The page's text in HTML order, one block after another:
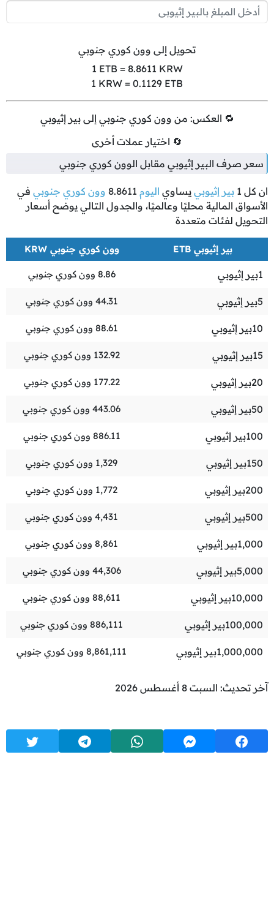
تحويل إلى وون كوري جنوبي
1 ETB = 8.8611 KRW
1 KRW = 0.1129 ETB
🔁 العكس: من وون كوري جنوبي إلى بير إثيوبي
🔄 اختيار عملات أخرى
سعر صرف البير إثيوبي مقابل الوون كوري جنوبي
ان كل 1 بير إثيوبي يساوي اليوم 8.8611 وون كوري جنوبي في
الأسواق المالية محليًا وعالميًا، والجدول التالي يوضح أسعار
التحويل لفئات متعددة
بير إثيوبي ETB وون كوري جنوبي KRW
1بير إثيوبي 8.86 وون كوري جنوبي
5بير إثيوبي 44.31 وون كوري جنوبي
10بير إثيوبي 88.61 وون كوري جنوبي
15بير إثيوبي 132.92 وون كوري جنوبي
20بير إثيوبي 177.22 وون كوري جنوبي
50بير إثيوبي 443.06 وون كوري جنوبي
100بير إثيوبي 886.11 وون كوري جنوبي
150بير إثيوبي 1,329 وون كوري جنوبي
200بير إثيوبي 1,772 وون كوري جنوبي
500بير إثيوبي 4,431 وون كوري جنوبي
1,000بير إثيوبي 8,861 وون كوري جنوبي
5,000بير إثيوبي 44,306 وون كوري جنوبي
10,000بير إثيوبي 88,611 وون كوري جنوبي
100,000بير إثيوبي 886,111 وون كوري جنوبي
1,000,000بير إثيوبي 8,861,111 وون كوري جنوبي
آخر تحديث: السبت 8 أغسطس 2026